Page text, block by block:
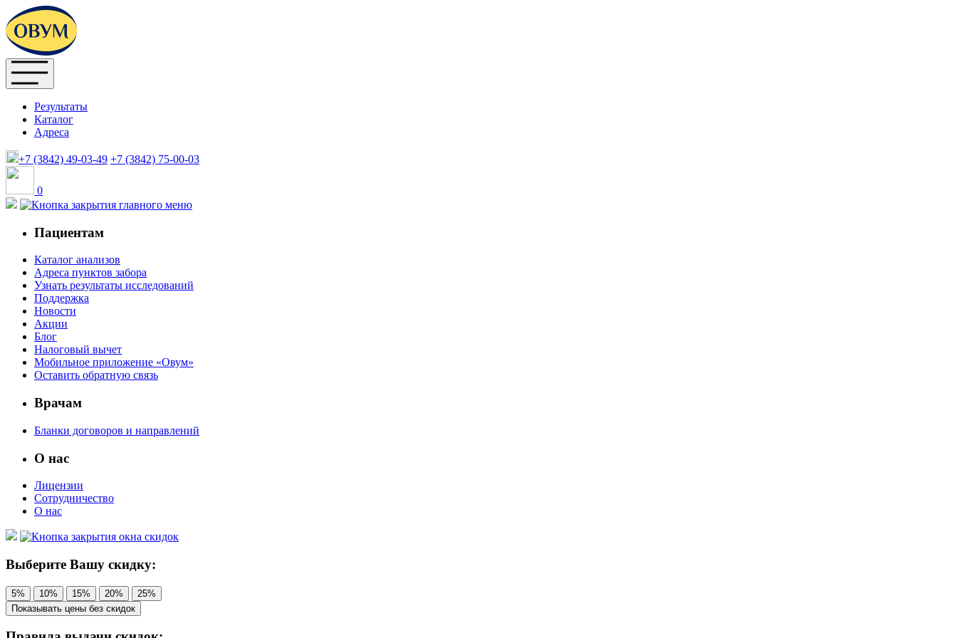
Результаты
Каталог
Адреса
+7 (3842) 49-03-49 +7 (3842) 75-00-03
0
Пациентам
Каталог анализов
Адреса пунктов забора
Узнать результаты исследований
Поддержка
Новости
Акции
Блог
Налоговый вычет
Мобильное приложение «Овум»
Оставить обратную связь
Врачам
Бланки договоров и направлений
О нас
Лицензии
Сотрудничество
О нас
Выберите Вашу скидку:
5% 10% 15% 20%
25%
Показывать цены без скидок